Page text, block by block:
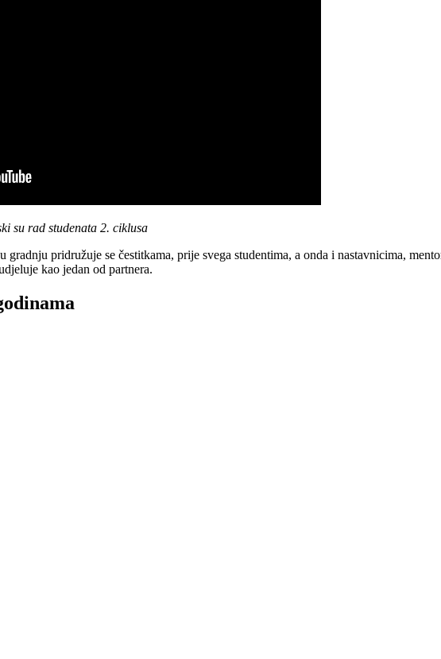
su rad studenata 2. ciklusa
gradnju pridružuje se čestitkama, prije svega studentima, a onda i nastavnicima,
kao jedan od partnera.